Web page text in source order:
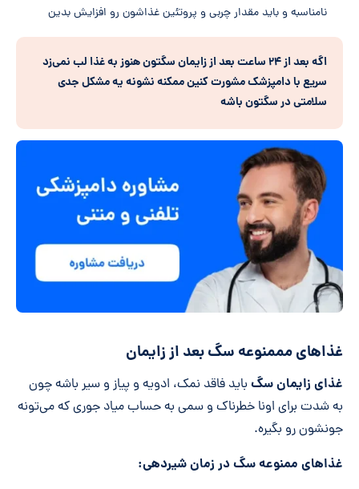
نامناسبه و باید مقدار چربی و پروتئین غذاشون رو افزایش بدین
اگه بعد از ۲۴ ساعت بعد از زایمان سگتون هنوز به غذا لب نمی
زد
سریع با دامپزشک مشورت کنین ممکنه نشونه یه مشکل جدی
سلامتی در سگتون باشه
غذا‌های مممنوعه سگ بعد از زایمان
غذای زایمان سگ باید فاقد نمک، ادویه و پیاز و سیر باشه چون
به شدت برای اونا خطرناک و سمی به حساب میاد جوری که می‌تونه
جونشون رو بگیره.
غذاهای ممنوعه سگ در زمان شیردهی: